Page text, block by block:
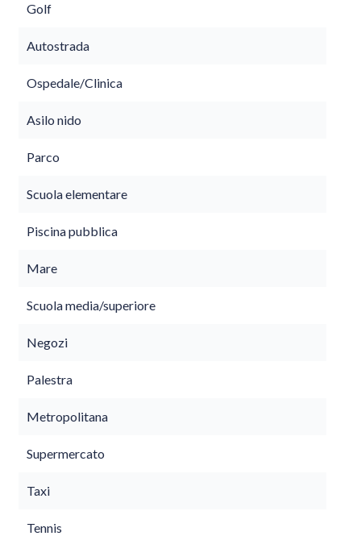
Golf
Autostrada
Ospedale/Clinica
Asilo nido
Parco
Scuola elementare
Piscina pubblica
Mare
Scuola media/superiore
Negozi
Palestra
Metropolitana
Supermercato
Taxi
Tennis